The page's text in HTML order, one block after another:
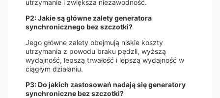
utrzymanie i zwiększa niezawodność.
P2: Jakie są główne zalety generatora
synchronicznego bez szczotki?
Jego główne zalety obejmują niskie koszty
utrzymania z powodu braku pędzli, wyższą
wydajność, lepszą trwałość i lepszą wydajność w
ciągłym działaniu.
P3: Do jakich zastosowań nadają się generatory
synchroniczne bez szczotki?